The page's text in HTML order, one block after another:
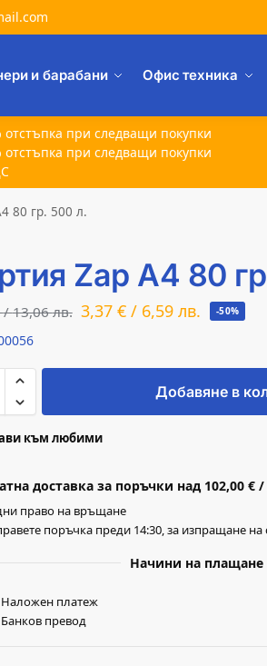
и барабани Офис техника
при следващи покупки
при следващи покупки
80 гр. 500 л.
Zap A4 80
/13,06лв. 3,37 € / 6,59 лв. -50%
Добавяне в
към любими
доставка за поръчки над 102,00 € /
право на връщане
поръчка преди 14:30, за изпращане
Начини на плащане
Наложен платеж
Банков превод